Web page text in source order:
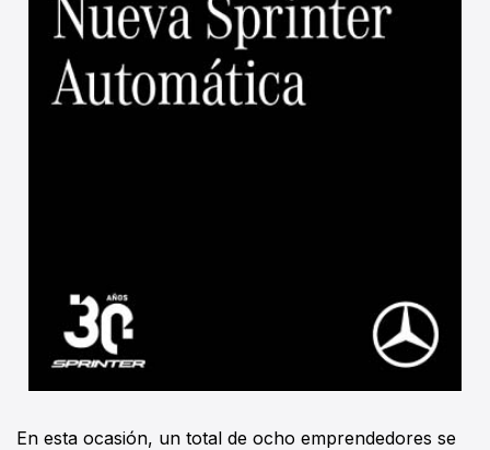
En esta ocasión, un total de ocho emprendedores se